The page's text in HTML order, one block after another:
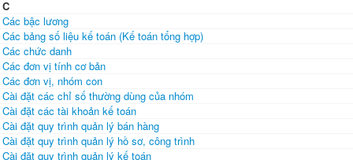
C
Các bậc lương
Các bảng số liệu kế toán (Kế toán tổng hợp)
Các chức danh
Các đơn vị tính cơ bản
Các đơn vị, nhóm con
Cài đặt các chỉ số thường dùng của nhóm
Cài đặt các tài khoản kế toán
Cài đặt quy trình quản lý bán hàng
Cài đặt quy trình quản lý hồ sơ, công trình
Cài đặt quy trình quản lý kế toán